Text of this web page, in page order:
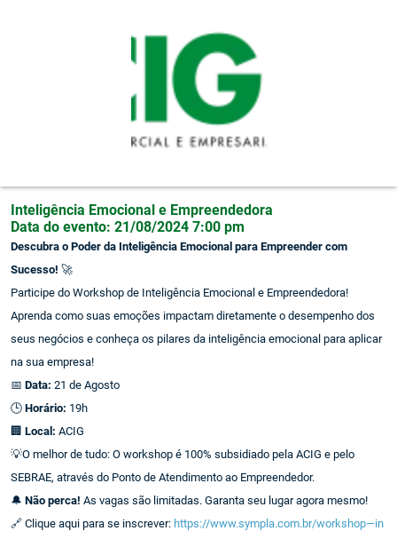
Inteligência Emocional e Empreendedora
Data do evento: 21/08/2024 7:00 pm
Descubra o Poder da Inteligência Emocional para Empreender com
Sucesso! 🚀
Participe do Workshop de Inteligência Emocional e Empreendedora!
Aprenda como suas emoções impactam diretamente o desempenho dos
seus negócios e conheça os pilares da inteligência emocional para aplicar
na sua empresa!
📅 Data: 21 de Agosto
🕒 Horário: 19h
🏢 Local: ACIG
💡O melhor de tudo: O workshop é 100% subsidiado pela ACIG e pelo
SEBRAE, através do Ponto de Atendimento ao Empreendedor.
🔔 Não perca! As vagas são limitadas. Garanta seu lugar agora mesmo!
🔗 Clique aqui para se inscrever: https://www.sympla.com.br/workshop—in